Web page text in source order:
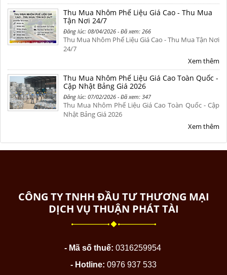
Thu Mua Nhôm Phế Liệu Giá Cao - Thu Mua
Tận Nơi 24/7
Đăng lúc: 08/04/2026 - Đã xem: 266
Thu Mua Nhôm Phế Liệu Giá Cao - Thu Mua Tận Nơi
24/7
Xem thêm
Thu Mua Nhôm Phế Liệu Giá Cao Toàn Quốc -
Cập Nhật Bảng Giá 2026
Đăng lúc: 07/02/2026 - Đã xem: 347
Thu Mua Nhôm Phế Liệu Giá Cao Toàn Quốc - Cập
Nhật Bảng Giá 2026
Xem thêm
CÔNG TY TNHH ĐẦU TƯ THƯƠNG MẠI
DỊCH VỤ THUẬN PHÁT TÀI
- Mã số thuế: 0316259954
- Hotline: 0976 937 533